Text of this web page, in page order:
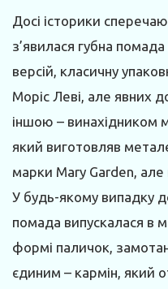
Досі історики
з’явилася губна
версій, класичну
Моріс Леві, але явних
іншою – винахідником
який виготовляв
марки Mary Garden,
У будь-якому випадку
помада випускалася в
формі паличок,
єдиним – кармін, який